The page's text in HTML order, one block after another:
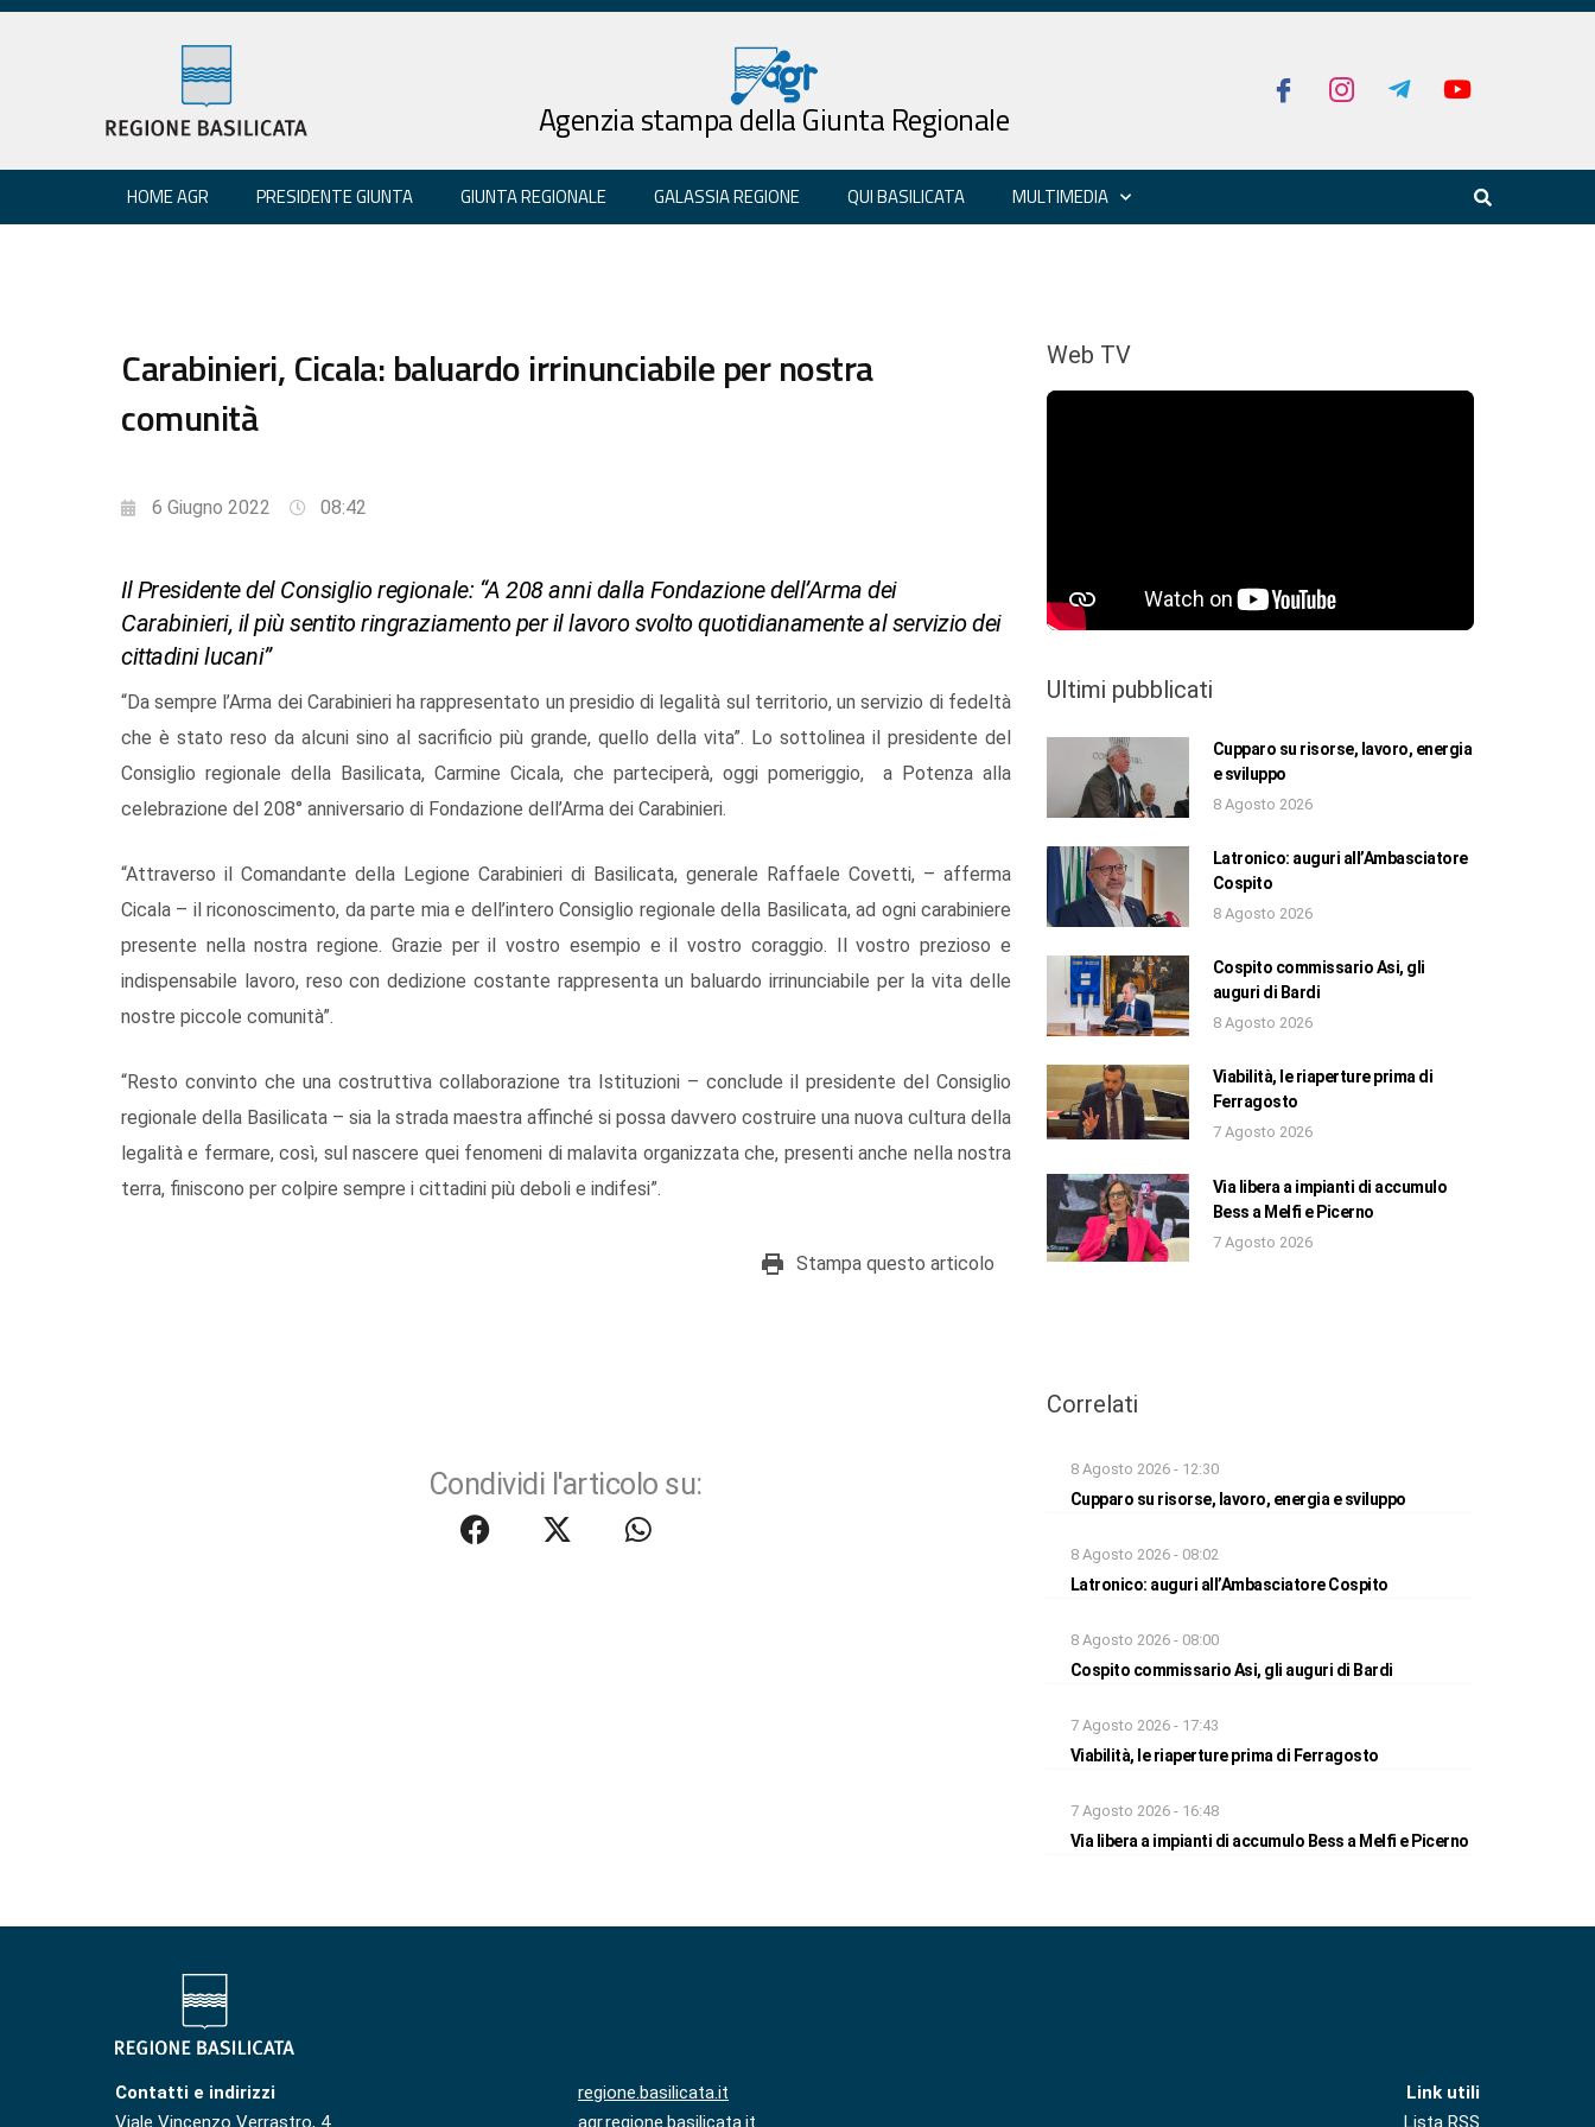
Agenzia stampa della Giunta Regionale
HOME AGR PRESIDENTE GIUNTA GIUNTA REGIONALE GALASSIA REGIONE QUI BASILICATA MULTIMEDIA
Carabinieri, Cicala: baluardo irrinunciabile per nostra
comunità
6 Giugno 2022 08:42
Il Presidente del Consiglio regionale: “A 208 anni dalla Fondazione dell’Arma dei
Carabinieri, il più sentito ringraziamento per il lavoro svolto quotidianamente al servizio dei
cittadini lucani”
“Da sempre l’Arma dei Carabinieri ha rappresentato un presidio di legalità sul territorio, un servizio di fedeltà
che è stato reso da alcuni sino al sacrificio più grande, quello della vita”. Lo sottolinea il presidente del
Consiglio regionale della Basilicata, Carmine Cicala, che parteciperà, oggi pomeriggio, a Potenza alla
celebrazione del 208° anniversario di Fondazione dell’Arma dei Carabinieri.
“Attraverso il Comandante della Legione Carabinieri di Basilicata, generale Raffaele Covetti, – afferma
Cicala – il riconoscimento, da parte mia e dell’intero Consiglio regionale della Basilicata, ad ogni carabiniere
presente nella nostra regione. Grazie per il vostro esempio e il vostro coraggio. Il vostro prezioso e
indispensabile lavoro, reso con dedizione costante rappresenta un baluardo irrinunciabile per la vita delle
nostre piccole comunità”.
“Resto convinto che una costruttiva collaborazione tra Istituzioni – conclude il presidente del Consiglio
regionale della Basilicata – sia la strada maestra affinché si possa davvero costruire una nuova cultura della
legalità e fermare, così, sul nascere quei fenomeni di malavita organizzata che, presenti anche nella nostra
terra, finiscono per colpire sempre i cittadini più deboli e indifesi”.
Stampa questo articolo
Condividi l'articolo su:
Web TV
Ultimi pubblicati
Cupparo su risorse, lavoro, energia
e sviluppo
8 Agosto 2026
Latronico: auguri all’Ambasciatore
Cospito
8 Agosto 2026
Cospito commissario Asi, gli
auguri di Bardi
8 Agosto 2026
Viabilità, le riaperture prima di
Ferragosto
7 Agosto 2026
Via libera a impianti di accumulo
Bess a Melfi e Picerno
7 Agosto 2026
Correlati
8 Agosto 2026 - 12:30
Cupparo su risorse, lavoro, energia e sviluppo
8 Agosto 2026 - 08:02
Latronico: auguri all’Ambasciatore Cospito
8 Agosto 2026 - 08:00
Cospito commissario Asi, gli auguri di Bardi
7 Agosto 2026 - 17:43
Viabilità, le riaperture prima di Ferragosto
7 Agosto 2026 - 16:48
Via libera a impianti di accumulo Bess a Melfi e Picerno
Contatti e indirizzi
Viale Vincenzo Verrastro, 4
regione.basilicata.it
agr.regione.basilicata.it
Link utili
Lista RSS